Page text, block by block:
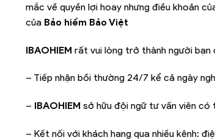
mắc về quyền lợi hoay nhưng điều khoản
của Bảo hiểm Bảo Việt
IBAOHIEM rất vui lòng trở thành người bạn
– Tiếp nhận bồi thường 24/7 kể cả ngày
– IBAOHIEM sở hữu đội ngữ tư vấn viên
– Kết nối với khách hang qua nhiều kênh: